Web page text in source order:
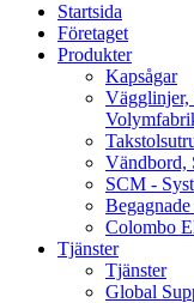
Startsida
Företaget
Produkter
Kapsågar
Vägglinjer,
Vändbord,
SCM -
Colombo
Tjänster
Tjänster
Global